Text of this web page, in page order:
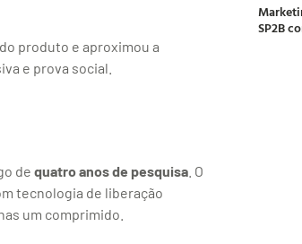
produto e aproximou a
e prova social.
de quatro anos de pesquisa . O
tecnologia de liberação
um comprimido.
SP2B